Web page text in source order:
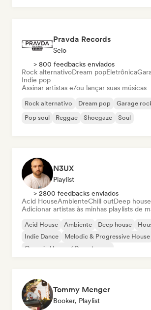
Pravda Records
Selo
> 800 feedbacks enviados
Rock alternativoDream popEletrônica
Indie pop
Assinar artistas e/ou lançar suas músicas
Rock alternativo Dream pop Garage
Pop soul
Reggae Shoegaze Soul
N3UX
Playlist
> 2800 feedbacks enviados
Acid HouseAmbienteChill outDeep house
Adicionar artistas às minhas playlists de
Acid House Ambiente Deep house
Indie Dance
Melodic & Progressive House
Organic House / Downtempo
Tommy Menger
Booker, Playlist